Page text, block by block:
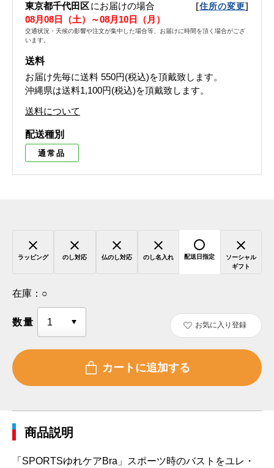
東京都千代田区にお届けの場合 [住所の変更]
08月08日（土）～08月10日（月）
交通状況・天候の影響や注文が集中した場合等、お届けに時間を頂く場合がござ
います。
送料
お届け先毎に送料 550円(税込)を頂戴致します。
沖縄県は送料1,100円(税込)を頂戴致します。
送料について
配送種別
通常品
ラッピング のし対応 仏のし対応 のし名入れ 配送日指定
ソーシャル
ギフト
在庫： ○
数量 お気に入り登録
商品説明
「SPORTSゆれケアBra」スポーツ時のバストをユレ・